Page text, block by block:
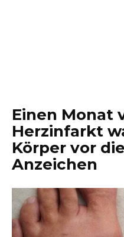
Einen Monat
Herzinfarkt
Körper vor
Anzeichen